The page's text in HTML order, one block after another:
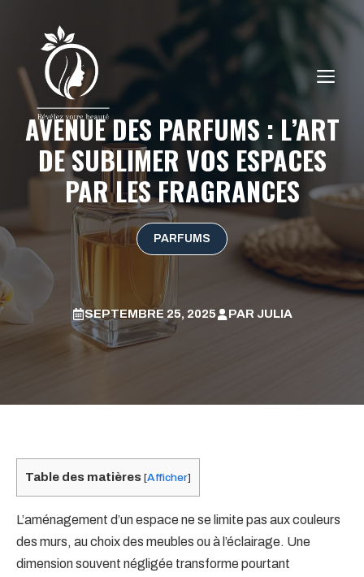
contenu
AVENUE DES PARFUMS : L’ART
DE SUBLIMER VOS ESPACES
PAR LES FRAGRANCES
PARFUMS
SEPTEMBRE 25, 2025 PAR JULIA
Table des matières [Afficher]
L’aménagement d’un espace ne se limite pas aux couleurs
des murs, au choix des meubles ou à l’éclairage. Une
dimension souvent négligée transforme pourtant